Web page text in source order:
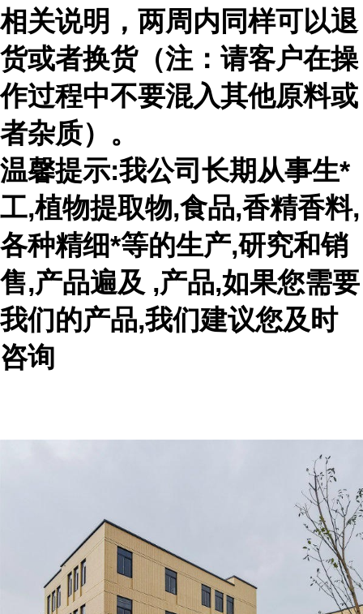
相关说明，两周内同样可以退
货或者换货（注：请客户在操
作过程中不要混入其他原料或
者杂质）。
温馨提示:我公司长期从事生*
工,植物提取物,食品,香精香料,
各种精细*等的生产,研究和销
售,产品遍及 ,产品,如果您需要
我们的产品,我们建议您及时
咨询